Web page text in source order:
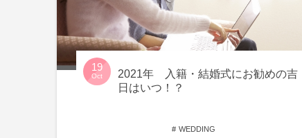
19
Oct
2021年 入籍・結婚式にお勧めの吉
日はいつ！？
WEDDING